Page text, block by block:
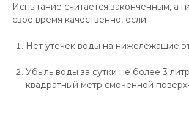
Испытание считается законченным, а
свое время качественно, если:
Нет утечек воды на нижележащие
Убыль воды за сутки не более 3
квадратный метр смоченной